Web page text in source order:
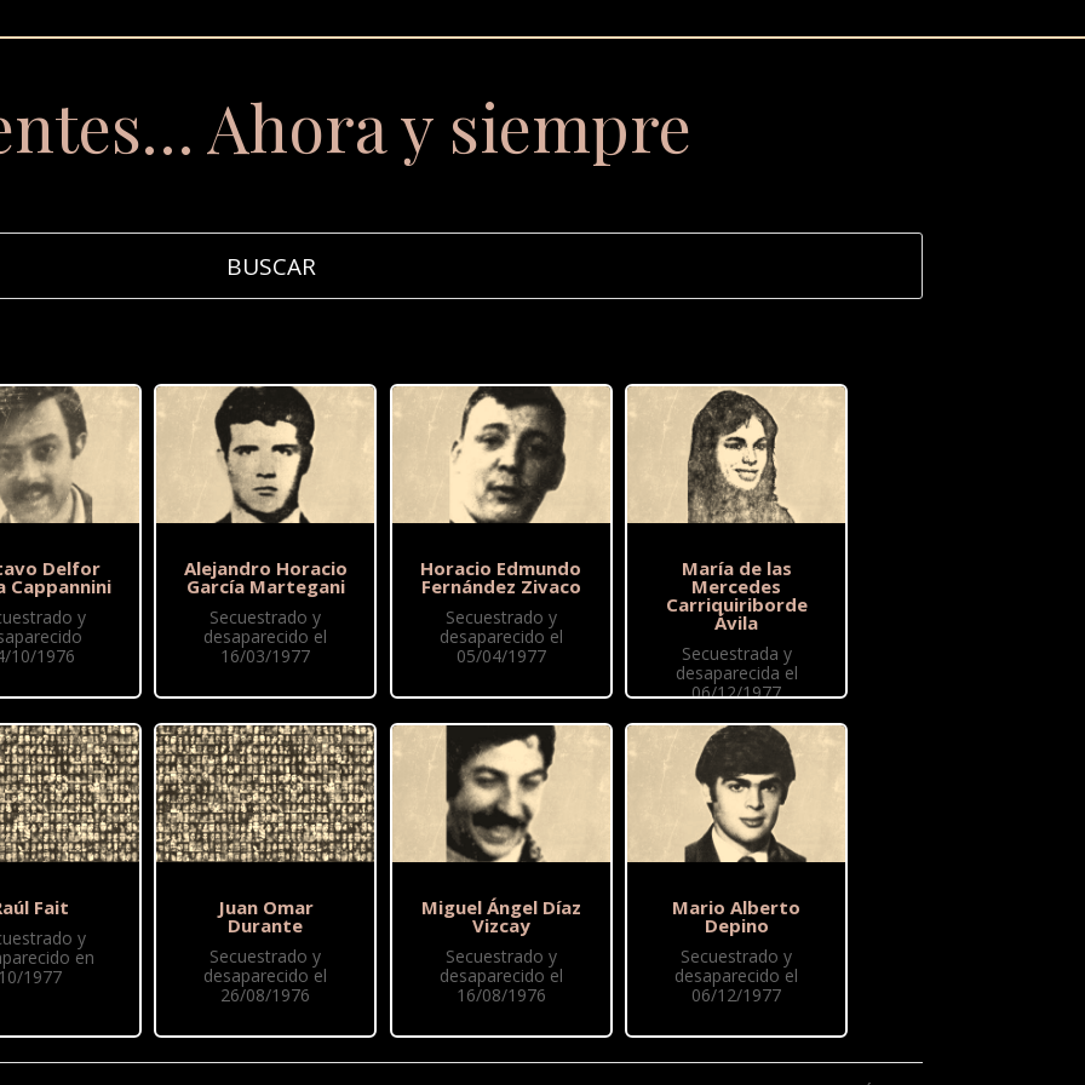
Ahora y siempre
Delfor
Cappannini
y
10/1976
Fait
y
en
1977
Alejandro Horacio
García Martegani
Secuestrado y
desaparecido el
16/03/1977
Juan Omar
Durante
Secuestrado y
desaparecido el
26/08/1976
Horacio Edmundo
Fernández Zivaco
Secuestrado y
desaparecido el
05/04/1977
Miguel Ángel Díaz
Vizcay
Secuestrado y
desaparecido el
16/08/1976
María de las
Mercedes
Carriquiriborde
Ávila
Secuestrada y
desaparecida el
06/12/1977
Mario Alberto
Depino
Secuestrado y
desaparecido el
06/12/1977